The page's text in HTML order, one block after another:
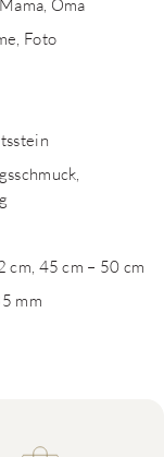
Oma
Foto
cm, 45 cm – 50 cm
mm